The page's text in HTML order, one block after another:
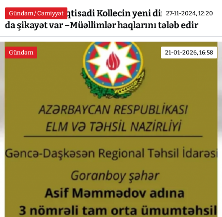
Gündəm / Cəmiyyət 27-11-2024, 12:20
Tovuz Sosial- İqtisadi Kollecin yeni direktorundan
da şikayət var –Müəllimlər haqlarını tələb edir
Gündəm 21-01-2026, 16:58